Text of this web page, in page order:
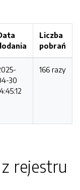
Liczba
pobrań
30
166 razy
rejestru